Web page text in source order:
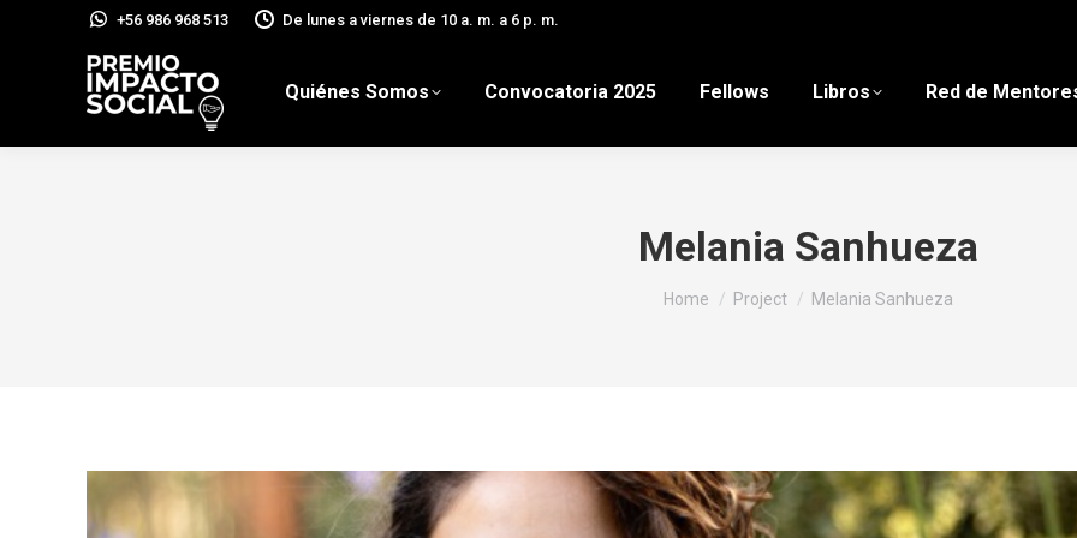
+56 986 968 513 De lunes a viernes de 10 a. m. a 6 p. m.
Quiénes Somos Convocatoria 2025 Fellows Libros Red de
Melania Sanhueza
You are here:
Home Project Melania Sanhueza